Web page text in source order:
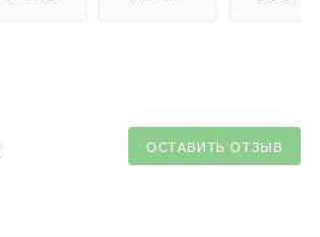
ОСТАВИТЬ ОТЗЫВ